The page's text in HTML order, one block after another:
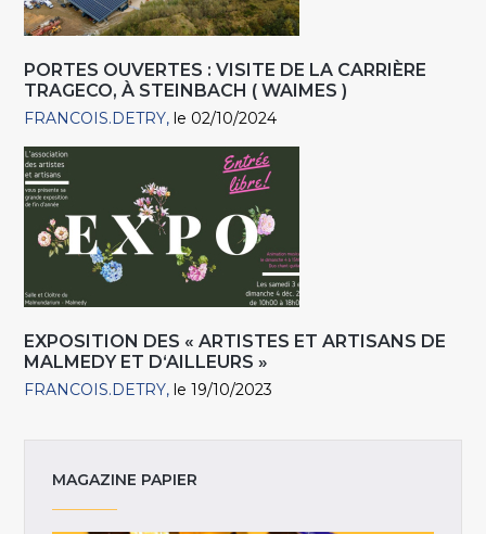
PORTES OUVERTES : VISITE DE LA CARRIÈRE
TRAGECO, À STEINBACH ( WAIMES )
FRANCOIS.DETRY le 02/10/2024
EXPOSITION DES « ARTISTES ET ARTISANS DE
MALMEDY ET D‘AILLEURS »
FRANCOIS.DETRY le 19/10/2023
MAGAZINE PAPIER